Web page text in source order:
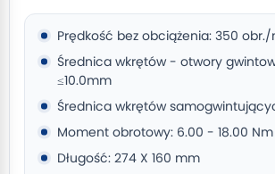
Prędkość bez obciążenia: 350 obr./
Średnica wkrętów - otwory
≤10.0mm
Średnica wkrętów
Moment obrotowy: 6.00 - 18.00 Nm
Długość: 274 X 160 mm